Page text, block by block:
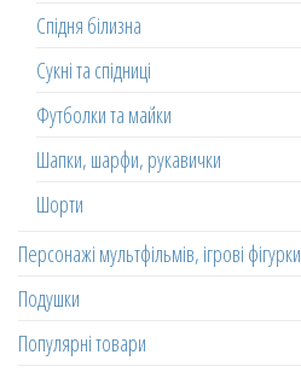
Спідня білизна
Сукні та спідниці
Футболки та майки
Шапки, шарфи, рукавички
Шорти
Персонажі мультфільмів, ігрові фігурки
Подушки
Популярні товари